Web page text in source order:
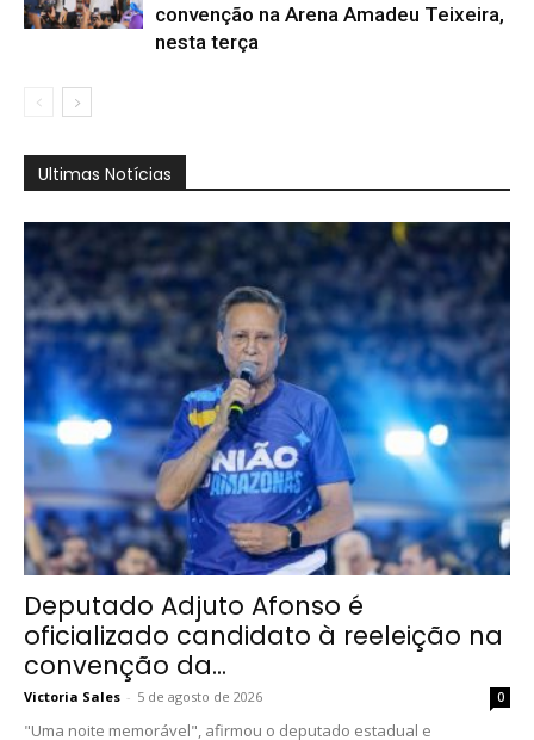
convenção na Arena Amadeu Teixeira,
nesta terça
Ultimas Notícias
Deputado Adjuto Afonso é
oficializado candidato à reeleição na
convenção da...
Victoria Sales - 5 de agosto de 2026 0
"Uma noite memorável", afirmou o deputado estadual e